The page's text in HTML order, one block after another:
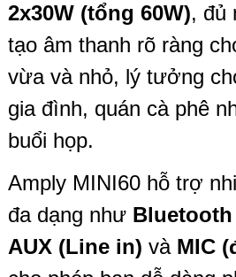
2x30W (tổng 60W), đủ
tạo âm thanh rõ ràng
vừa và nhỏ, lý tưởng
gia đình, quán cà phê
buổi họp.
Amply MINI60 hỗ trợ
đa dạng như Bluetooth
AUX (Line in) và MIC